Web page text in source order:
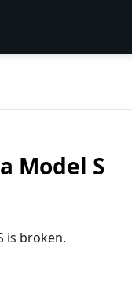
Model S
is broken.